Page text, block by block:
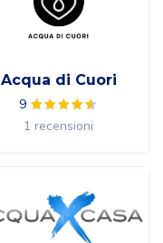
Acqua di Cuori
9
1 recensioni